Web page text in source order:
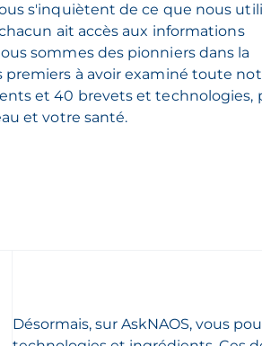
s'inquiètent de ce que nous
ait accès aux informations
sommes des pionniers dans la
à avoir examiné toute
et 40 brevets et technologies,
et votre santé.
Désormais, sur AskNAOS, vous